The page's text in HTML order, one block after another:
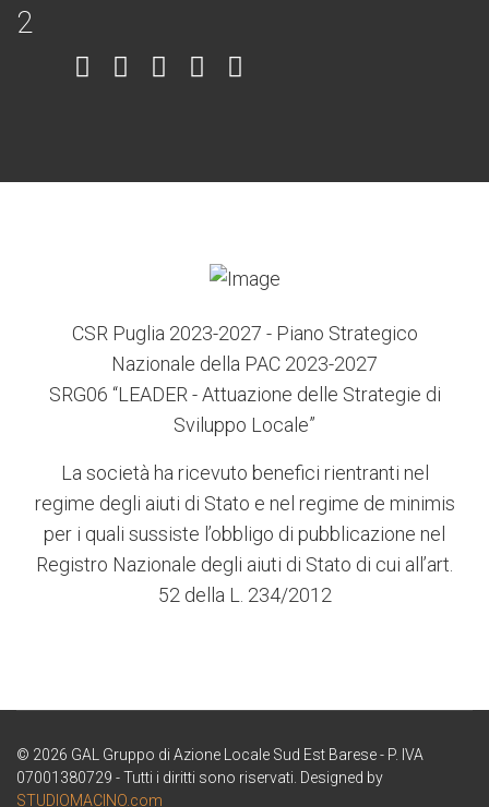
Item Item Item Item
CSR Puglia 2023-2027 - Piano Strategico
Nazionale della PAC 2023-2027
SRG06 “LEADER - Attuazione delle Strategie di
Sviluppo Locale”
La società ha ricevuto benefici rientranti nel
regime degli aiuti di Stato e nel regime de minimis
per i quali sussiste l’obbligo di pubblicazione nel
Registro Nazionale degli aiuti di Stato di cui all’art.
52 della L. 234/2012
© 2026 GAL Gruppo di Azione Locale Sud Est Barese - P. IVA
07001380729 - Tutti i diritti sono riservati. Designed by
STUDIOMACINO.com